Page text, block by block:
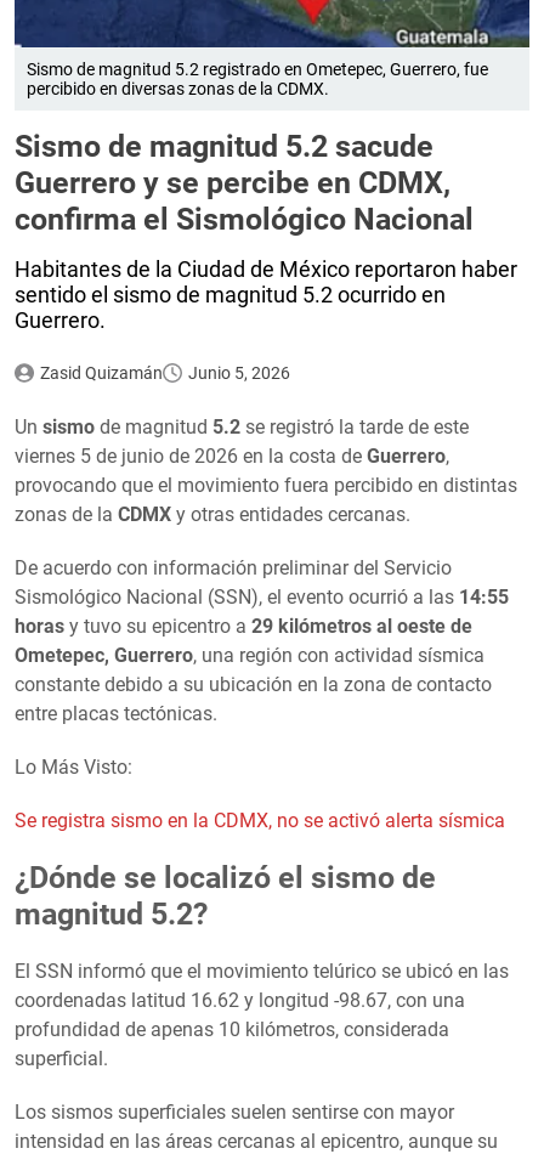
Sismo de magnitud 5.2 registrado en Ometepec, Guerrero, fue
percibido en diversas zonas de la CDMX.
Sismo de magnitud 5.2 sacude
Guerrero y se percibe en CDMX,
confirma el Sismológico Nacional
Habitantes de la Ciudad de México reportaron haber
sentido el sismo de magnitud 5.2 ocurrido en
Guerrero.
Zasid Quizamán Junio 5, 2026
Un sismo de magnitud 5.2 se registró la tarde de este
viernes 5 de junio de 2026 en la costa de Guerrero,
provocando que el movimiento fuera percibido en distintas
zonas de la CDMX y otras entidades cercanas.
De acuerdo con información preliminar del Servicio
Sismológico Nacional (SSN), el evento ocurrió a las 14:55
horas y tuvo su epicentro a 29 kilómetros al oeste de
Ometepec, Guerrero, una región con actividad sísmica
constante debido a su ubicación en la zona de contacto
entre placas tectónicas.
Lo Más Visto:
Se registra sismo en la CDMX, no se activó alerta sísmica
¿Dónde se localizó el sismo de
magnitud 5.2?
El SSN informó que el movimiento telúrico se ubicó en las
coordenadas latitud 16.62 y longitud -98.67, con una
profundidad de apenas 10 kilómetros, considerada
superficial.
Los sismos superficiales suelen sentirse con mayor
intensidad en las áreas cercanas al epicentro, aunque su